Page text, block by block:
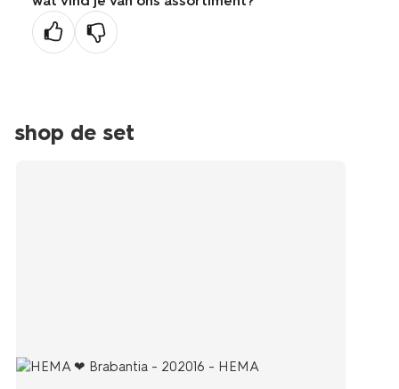
shop de set